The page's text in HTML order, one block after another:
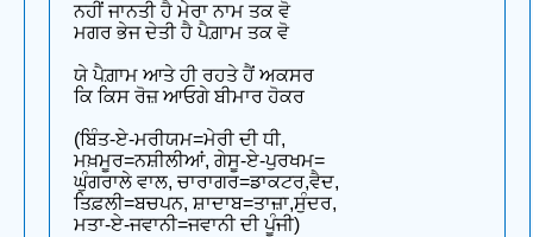
ਨਹੀਂ ਜਾਨਤੀ ਹੈ ਮੇਰਾ ਨਾਮ ਤਕ ਵੋ
ਮਗਰ ਭੇਜ ਦੇਤੀ ਹੈ ਪੈਗ਼ਾਮ ਤਕ ਵੋ
ਯੇ ਪੈਗ਼ਾਮ ਆਤੇ ਹੀ ਰਹਤੇ ਹੈਂ ਅਕਸਰ
ਕਿ ਕਿਸ ਰੋਜ਼ ਆਓਗੇ ਬੀਮਾਰ ਹੋਕਰ
(ਬਿੰਤ-ਏ-ਮਰੀਯਮ=ਮੇਰੀ ਦੀ ਧੀ,
ਮਖ਼ਮੂਰ=ਨਸ਼ੀਲੀਆਂ, ਗੇਸੂ-ਏ-ਪੁਰਖਮ=
ਘੁੰਗਰਾਲੇ ਵਾਲ, ਚਾਰਾਗਰ=ਡਾਕਟਰ,ਵੈਦ,
ਤਿਫ਼ਲੀ=ਬਚਪਨ, ਸ਼ਾਦਾਬ=ਤਾਜ਼ਾ,ਸੁੰਦਰ,
ਮਤਾ-ਏ-ਜਵਾਨੀ=ਜਵਾਨੀ ਦੀ ਪੂੰਜੀ)